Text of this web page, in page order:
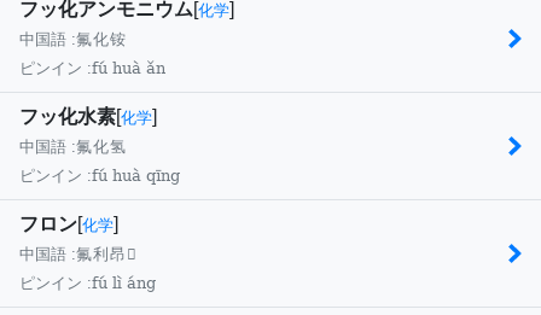
フッ化アンモニウム[化学]
中国語 :氟化铵
ピンイン :fú huà ǎn
フッ化水素[化学]
中国語 :氟化氢
ピンイン :fú huà qīng
フロン[化学]
中国語 :氟利昂
ピンイン :fú lì áng